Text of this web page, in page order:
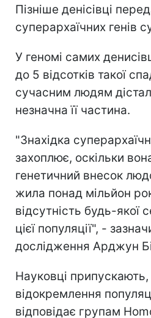
Пізніше денісівці
суперархаїчних генів
У геномі самих
до 5 відсотків такої
сучасним людям
незначна її частина.
"Знахідка
захоплює, оскільки
генетичний внесок
жила понад мільйон
відсутність будь-якої
цієї популяції", -
дослідження Арджун
Науковці
відокремлення
відповідає групам